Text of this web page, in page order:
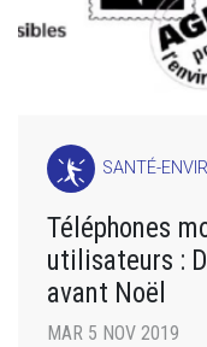
SANTÉ-
Téléphones
utilisateurs :
avant Noël
MAR 5 NOV 2019